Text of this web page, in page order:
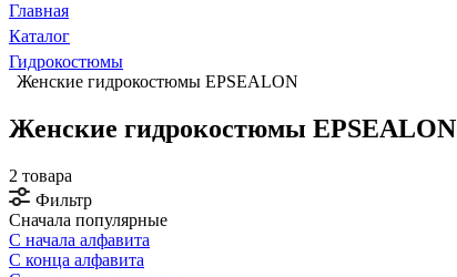
Главная
Каталог
Гидрокостюмы
Женские гидрокостюмы EPSEALON
Женские гидрокостюмы EPSEALON
2 товара
Фильтр
Сначала популярные
С начала алфавита
С конца алфавита